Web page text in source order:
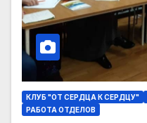
КЛУБ "ОТ СЕРДЦА К СЕРДЦУ"
РАБОТА ОТДЕЛОВ